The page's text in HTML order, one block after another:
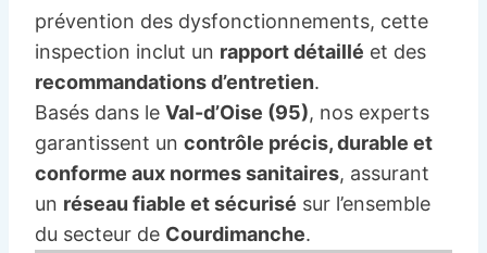
prévention des dysfonctionnements, cette
inspection inclut un rapport détaillé et des
recommandations d’entretien.
Basés dans le Val-d’Oise (95), nos experts
garantissent un contrôle précis, durable et
conforme aux normes sanitaires, assurant
un réseau fiable et sécurisé sur l’ensemble
du secteur de Courdimanche.